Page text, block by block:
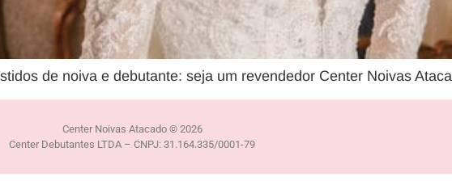
de noiva e debutante: seja um revendedor Center Noivas
Center Noivas Atacado © 2026
Center Debutantes LTDA – CNPJ: 31.164.335/0001-79